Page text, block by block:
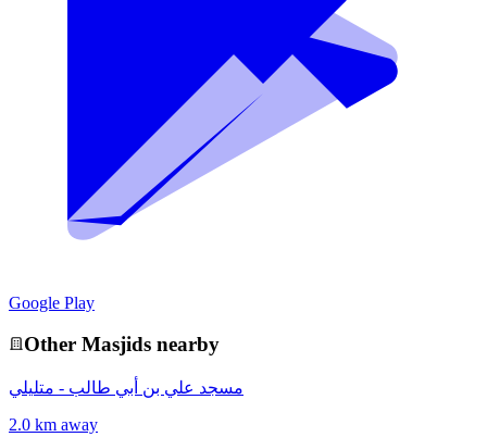
Google Play
Other Masjids nearby
مسجد علي بن أبي طالب - متليلي
2.0 km away